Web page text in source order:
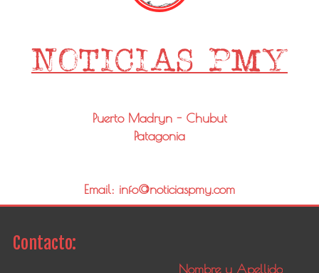
Puerto Madryn - Chubut
Patagonia
Email: info@noticiaspmy.com
Contacto: